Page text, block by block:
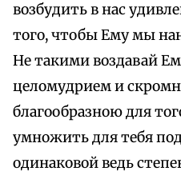
возбудить в нас
того, чтобы Ему мы
Не такими воздавай
целомудрием и
благообразною для
умножить для тебя
одинаковой ведь